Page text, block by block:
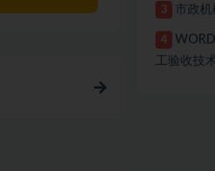
3 市政
4
工验收技